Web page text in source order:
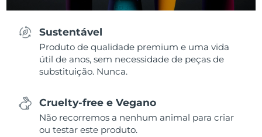
Sustentável
Produto de qualidade premium e uma vida
útil de anos, sem necessidade de peças de
substituição. Nunca.
Cruelty-free e Vegano
Não recorremos a nenhum animal para criar
ou testar este produto.